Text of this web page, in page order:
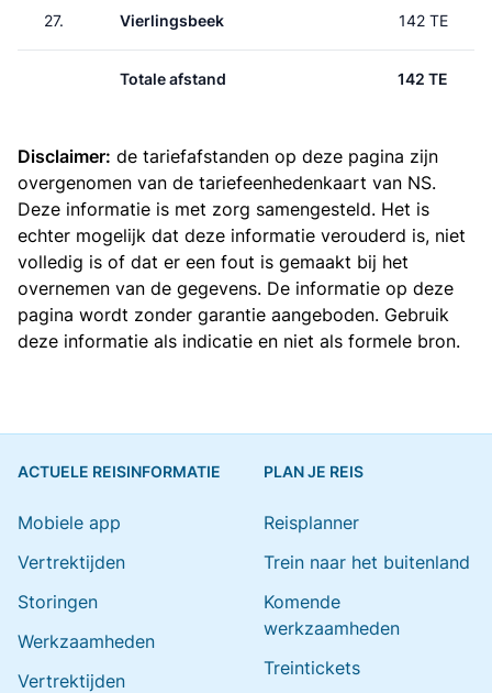
27. Vierlingsbeek 142 TE
Totale afstand 142 TE
Disclaimer: de tariefafstanden op deze pagina zijn
overgenomen van de tariefeenhedenkaart van NS.
Deze informatie is met zorg samengesteld. Het is
echter mogelijk dat deze informatie verouderd is, niet
volledig is of dat er een fout is gemaakt bij het
overnemen van de gegevens. De informatie op deze
pagina wordt zonder garantie aangeboden. Gebruik
deze informatie als indicatie en niet als formele bron.
ACTUELE REISINFORMATIE
Mobiele app
Vertrektijden
Storingen
Werkzaamheden
Vertrektijden
PLAN JE REIS
Reisplanner
Trein naar het buitenland
Komende
werkzaamheden
Treintickets